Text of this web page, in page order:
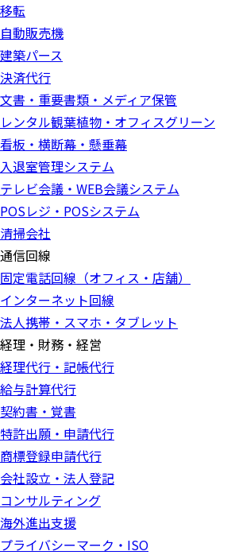
移転
自動販売機
建築パース
決済代行
文書・重要書類・メディア保管
レンタル観葉植物・オフィスグリーン
看板・横断幕・懸垂幕
入退室管理システム
テレビ会議・WEB会議システム
POSレジ・POSシステム
清掃会社
通信回線
固定電話回線（オフィス・店舗）
インターネット回線
法人携帯・スマホ・タブレット
経理・財務・経営
経理代行・記帳代行
給与計算代行
契約書・覚書
特許出願・申請代行
商標登録申請代行
会社設立・法人登記
コンサルティング
海外進出支援
プライバシーマーク・ISO